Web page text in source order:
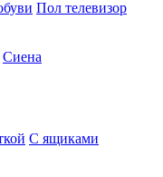
Пол телевизор
Сиена
С ящиками